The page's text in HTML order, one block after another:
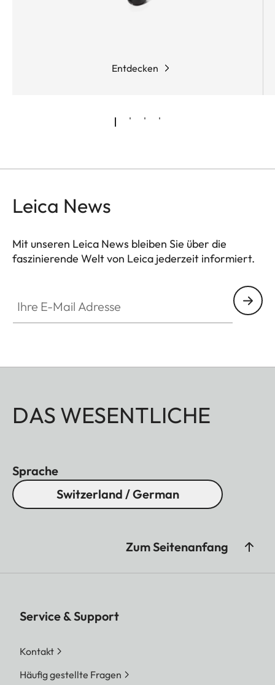
Entdecken
Leica News
Mit unseren Leica News bleiben Sie über die
faszinierende Welt von Leica jederzeit informiert.
DAS WESENTLICHE
Sprache
Switzerland / German
Zum Seitenanfang
Service & Support
Kontakt
Häufig gestellte Fragen